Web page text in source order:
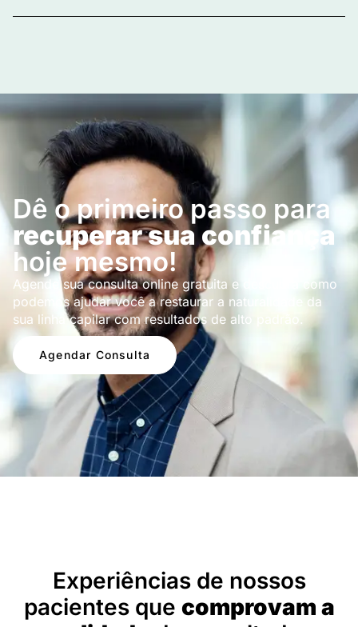
Dê o primeiro passo para
recuperar sua confiança
hoje mesmo!
Agende sua consulta online gratuita e descubra como
podemos ajudar você a restaurar a naturalidade da
sua linha capilar com resultados de alto padrão.
Agendar Consulta
Experiências de nossos
pacientes que comprovam a